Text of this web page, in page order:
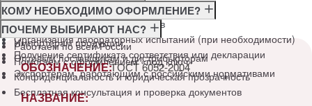
Консультация по требованиям ГОСТ
Подготовка и подача документов
Организация лабораторных испытаний (при необходимости)
Получение сертификата соответствия или декларации
КОМУ НЕОБХОДИМО ОФОРМЛЕНИЕ?
Производителям
Импортёрам продукции
Оптовым поставщикам и дистрибьюторам
Экспортёрам, работающим с российскими нормативами
ПОЧЕМУ ВЫБИРАЮТ НАС?
Работаем по всей России
Помогаем с оформлением «под ключ»
Конфиденциальность и юридическая прозрачность
Бесплатная консультация и проверка документов
ОБОЗНАЧЕНИЕ:ГОСТ 6052-2004
НАЗВАНИЕ: